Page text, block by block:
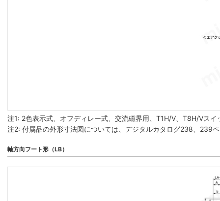
注1: 2色表示式、オフディレー式、交流磁界用、T1H/V、T8H/Vス
注2: 付属品の外形寸法図については、デジタルカタログ238、239
軸方向フート形（LB）